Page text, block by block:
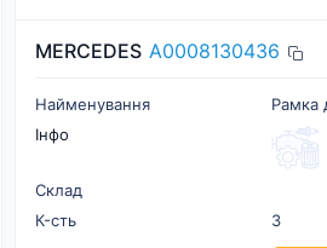
MERCEDES A0008130436
Найменування
Рамка
Інфо
Склад
К-cть
3